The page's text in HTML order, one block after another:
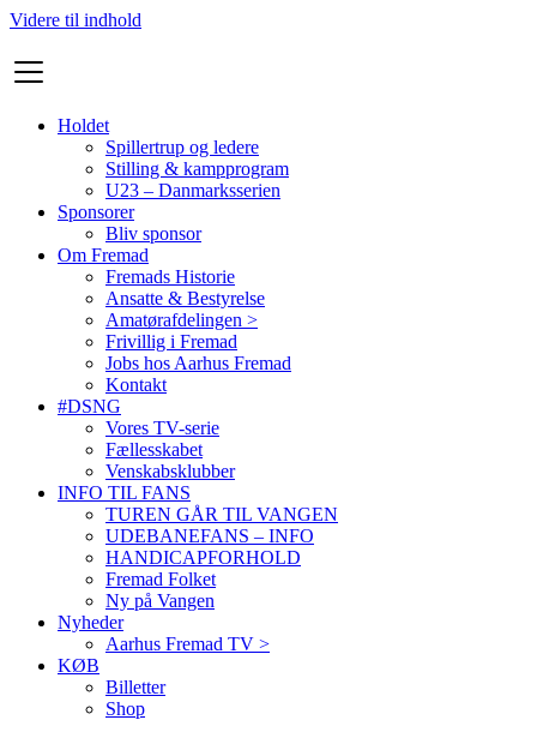
Videre til indhold
Holdet
Spillertrup og ledere
Stilling & kampprogram
U23 – Danmarksserien
Sponsorer
Bliv sponsor
Om Fremad
Fremads Historie
Ansatte & Bestyrelse
Amatørafdelingen >
Frivillig i Fremad
Jobs hos Aarhus Fremad
Kontakt
#DSNG
Vores TV-serie
Fællesskabet
Venskabsklubber
INFO TIL FANS
TUREN GÅR TIL VANGEN
UDEBANEFANS – INFO
HANDICAPFORHOLD
Fremad Folket
Ny på Vangen
Nyheder
Aarhus Fremad TV >
KØB
Billetter
Shop